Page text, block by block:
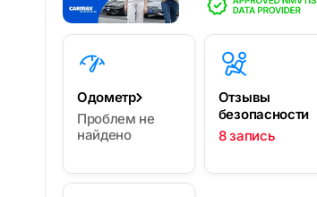
Одометр
Проблем не
найдено
Отзывы
безопасности
8 запись